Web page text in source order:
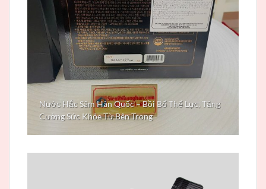
Nước Hắc Sâm Hàn Quốc – Bồi Bổ Thể Lực, Tăng
Cường Sức Khỏe Từ Bên Trong